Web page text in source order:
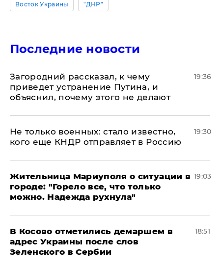
Восток Украины "ДНР"
Последние новости
Загородний рассказал, к чему
приведет устранение Путина, и
объяснил, почему этого не делают
19:36
Не только военных: стало известно,
кого еще КНДР отправляет в Россию
19:30
Жительница Мариуполя о ситуации в
городе: "Горело все, что только
можно. Надежда рухнула"
19:03
В Косово отметились демаршем в
адрес Украины после слов
Зеленского в Сербии
18:51